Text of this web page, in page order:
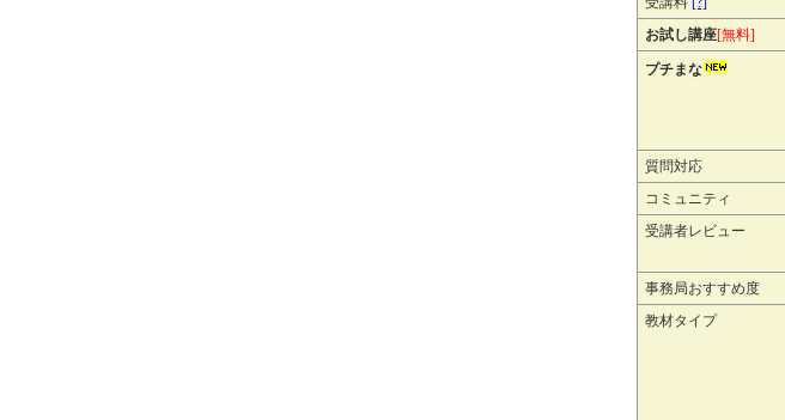
お試し講座[無料]
プチまな
質問対応
コミュニティ
受講者レビュー
事務局おすすめ度
教材タイプ